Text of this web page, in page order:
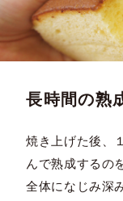
長時間の熟
焼き上げた後、
んで熟成するの
全体になじみ深